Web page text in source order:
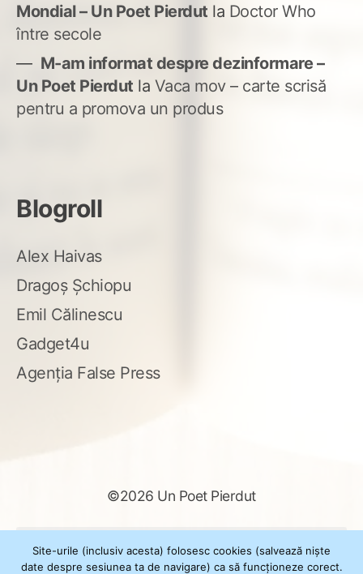
Mondial – Un Poet Pierdut la Doctor Who
între secole
M-am informat despre dezinformare –
Un Poet Pierdut la Vaca mov – carte scrisă
pentru a promova un produs
Blogroll
Alex Haivas
Dragoș Șchiopu
Emil Călinescu
Gadget4u
Agenția False Press
©2026 Un Poet Pierdut
după:
Site-urile (inclusiv acesta) folosesc cookies (salvează niște
date despre sesiunea ta de navigare) ca să funcționeze corect.